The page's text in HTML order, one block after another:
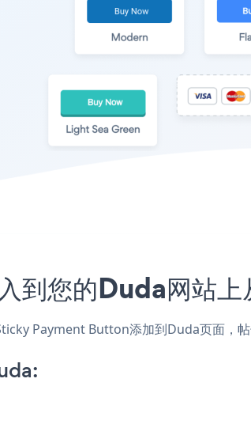
您的Duda网站上
Payment Button添加到Duda页面，帖